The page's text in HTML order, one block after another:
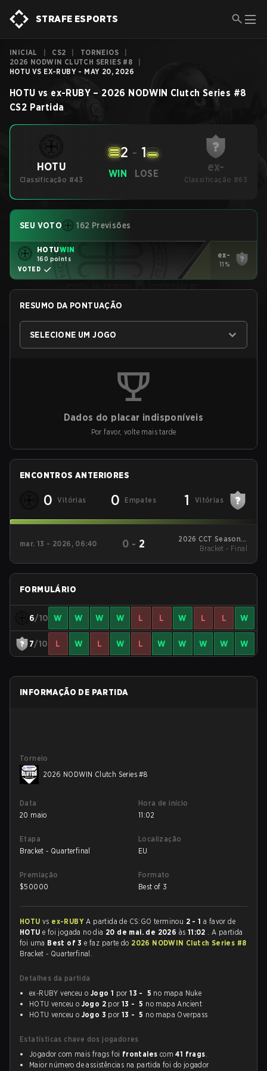
STRAFE ESPORTS
INICIAL CS2 TORNEIOS
2026 NODWIN CLUTCH SERIES #8
HOTU VS EX-RUBY - MAY 20, 2026
HOTU vs ex-RUBY – 2026 NODWIN Clutch Series #8
CS2 Partida
HOTU
Classificação #43
WIN
2 - 1
LOSE ex-
Classificação #63
SEU VOTO 162 Previsões
HOTUWIN
160 points
VOTED
ex-
11%
RESUMO DA PONTUAÇÃO
SELECIONE UM JOGO
Dados do placar indisponíveis
Por favor, volte mais tarde
ENCONTROS ANTERIORES
0 Vitórias 0 Empates 1 Vitórias
mar. 13 - 2026, 06:40 0 - 2
2026 CCT Season 3
European Series #17
Bracket - Final
FORMULÁRIO
6/10 W W W W L L W L L W
7/10 L W L W L W W W W W
INFORMAÇÃO DE PARTIDA
Torneio
2026 NODWIN Clutch Series #8
Data
20 maio
Hora de início
11:02
Etapa
Bracket - Quarterfinal
Localização
EU
Premiação
$50000
Formato
Best of 3
HOTU vs ex-RUBYA partida de CS:GO terminou 2 - 1 a favor de
HOTU e foi jogada no dia 20 de mai. de 2026 às 11:02 . A partida
foi uma Best of 3e faz parte do 2026 NODWIN Clutch Series #8
Bracket - Quarterfinal.
Detalhes da partida
ex-RUBY venceu o Jogo 1 por13 - 5 no mapa Nuke
HOTU venceu o Jogo 2 por13 - 5 no mapa Ancient
HOTU venceu o Jogo 3 por13 - 5 no mapa Overpass
Estatísticas chave dos jogadores
Jogador com mais frags foi frontales com41 frags.
Maior número de assistências na partida foi do jogador